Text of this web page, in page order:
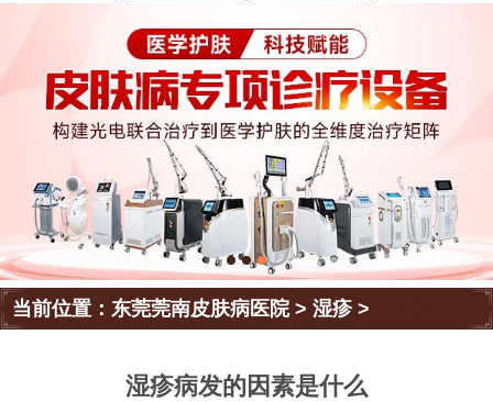
当前位置：东莞莞南皮肤病医院>湿疹>
湿疹病发的因素是什么